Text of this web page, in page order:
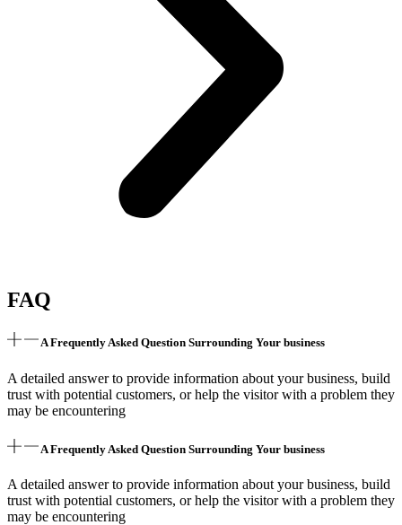
FAQ
A Frequently Asked Question Surrounding Your business
A detailed answer to provide information about your business, build
trust with potential customers, or help the visitor with a problem they
may be encountering
A Frequently Asked Question Surrounding Your business
A detailed answer to provide information about your business, build
trust with potential customers, or help the visitor with a problem they
may be encountering